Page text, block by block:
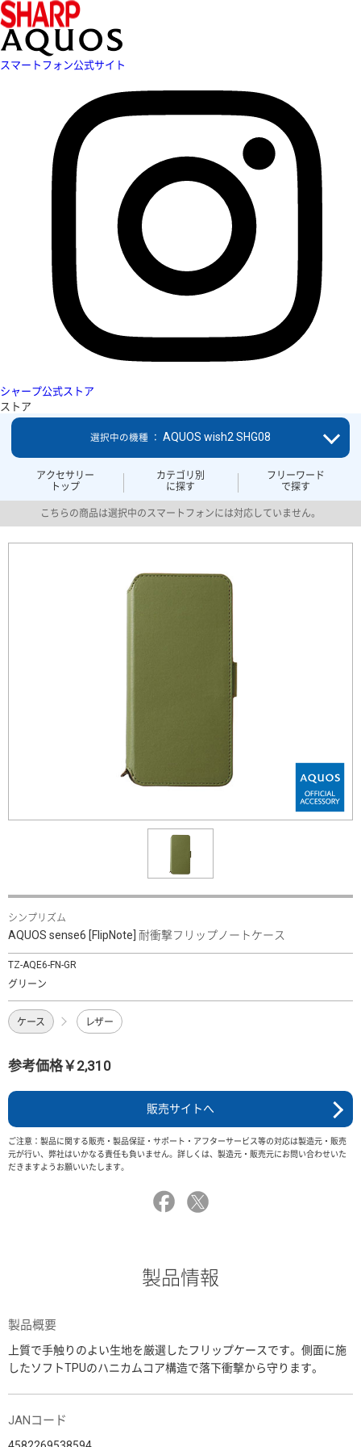
スマートフォン公式サイト
シャープ公式ストア
ストア
アクセサリー
トップ
カテゴリ別
に探す
フリーワード
で探す
選択中の機種 ： AQUOS wish2 SHG08
こちらの商品は選択中のスマートフォンには対応していません。
シンプリズム
AQUOS sense6 [FlipNote] 耐衝撃フリップノートケース
TZ-AQE6-FN-GR
グリーン
ケース レザー
参考価格￥2,310
販売サイトへ
ご注意：製品に関する販売・製品保証・サポート・アフターサービス等の対応は製造元・販売
元が行い、弊社はいかなる責任も負いません。詳しくは、製造元・販売元にお問い合わせいた
だきますようお願いいたします。
製品情報
製品概要
上質で手触りのよい生地を厳選したフリップケースです。側面に施
したソフトTPUのハニカムコア構造で落下衝撃から守ります。
JANコード